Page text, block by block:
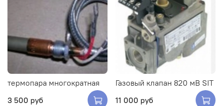
термопара многократная
3 500 руб
Газовый клапан 820 мВ SIT
11 000 руб